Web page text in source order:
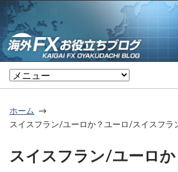
ホーム
スイスフラン/ユーロか？ユーロ/スイスフラ
スイスフラン/ユーロ